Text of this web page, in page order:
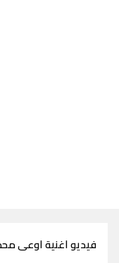
فيديو اغنية اوعى